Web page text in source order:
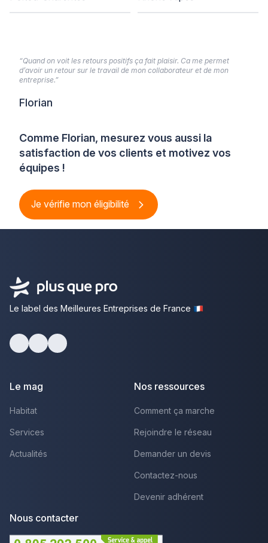
Comme Florian, mesurez vous aussi la
satisfaction de vos clients et motivez vos
équipes !
Je vérifie mon éligibilité
“Quand on voit les retours positifs ça fait plaisir. Ca me permet
d’avoir un retour sur le travail de mon collaborateur et de mon
entreprise.”
Florian
Le label des Meilleures Entreprises de France
Le mag
Habitat
Services
Actualités
Nos ressources
Comment ça marche
Rejoindre le réseau
Demander un devis
Contactez-nous
Devenir adhérent
Nous contacter